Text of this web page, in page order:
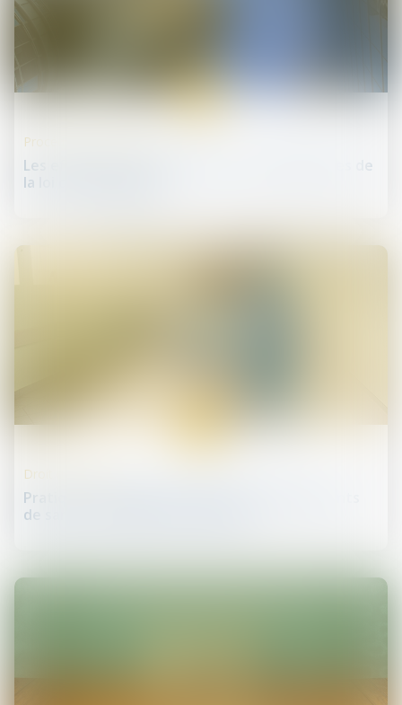
Les effets de la loi PACTE sur les conséquences de
la loi de sauvegarde
Procédures collectives
Pratiques frauduleuses dans les établissements
de santé : enquête de la DGCCRF
Droit de la santé